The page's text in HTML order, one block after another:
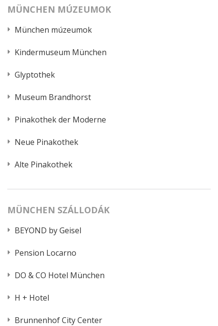
MÜNCHEN MÚZEUMOK
München múzeumok
Kindermuseum München
Glyptothek
Museum Brandhorst
Pinakothek der Moderne
Neue Pinakothek
Alte Pinakothek
MÜNCHEN SZÁLLODÁK
BEYOND by Geisel
Pension Locarno
DO & CO Hotel München
H + Hotel
Brunnenhof City Center